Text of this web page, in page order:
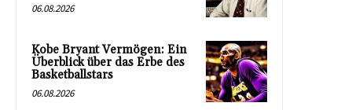
06.08.2026
Kobe Bryant Vermögen: Ein
Überblick über das Erbe des
Basketballstars
06.08.2026